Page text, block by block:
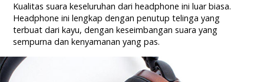
Kualitas suara keseluruhan dari headphone ini luar biasa.
Headphone ini lengkap dengan penutup telinga yang
terbuat dari kayu, dengan keseimbangan suara yang
sempurna dan kenyamanan yang pas.